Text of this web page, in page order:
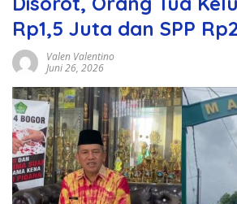
Rp1,5 Juta dan SPP
Valen Valentino
Juni 26, 2026